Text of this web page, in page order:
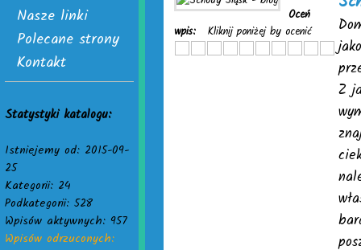
Nasze linki
Polecane strony
Kontakt
Statystyki katalogu:
Istniejemy od: 2015-09-
25
Kategorii: 24
Podkategorii: 528
Wpisów aktywnych: 957
Wpisów odrzuconych:
Oceń
wpis:
Kliknij poniżej by ocenić
Z